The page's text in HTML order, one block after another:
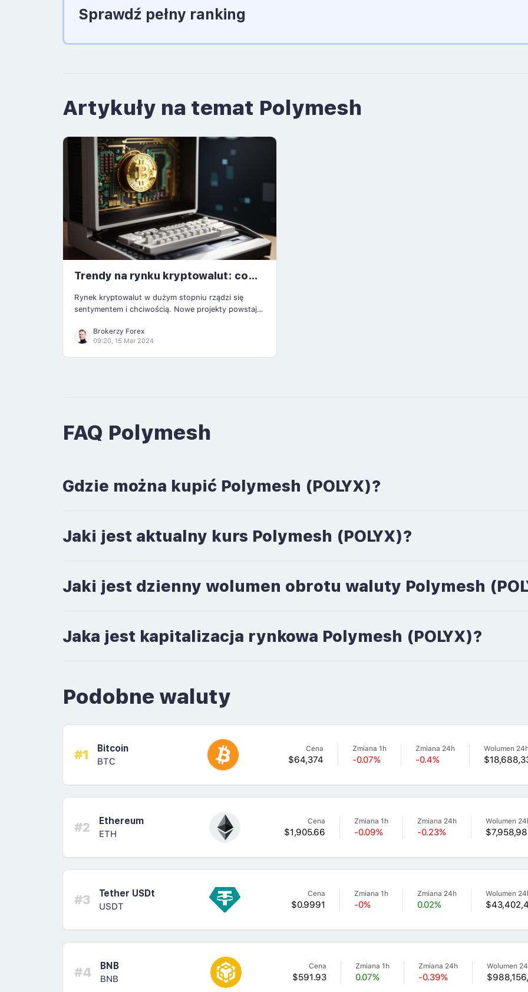
Sprawdź pełny ranking
Artykuły na temat Polymesh
Trendy na rynku kryptowalut: co
Rynek kryptowalut w dużym stopniu rządzi się
sentymentem i chciwością. Nowe projekty powstają
zgubne. No bo jak w takim gąszczu coinów wybrać
te, które zrobią największe wzrosty? Dlatego warto
wiedzieć, od czego zależy twój sukces […]
Brokerzy Forex
09:20, 15 Mar 2024
FAQ Polymesh
Gdzie można kupić Polymesh (POLYX)?
Jaki jest aktualny kurs Polymesh (POLYX)?
Jaki jest dzienny wolumen obrotu waluty Polymesh
Jaka jest kapitalizacja rynkowa Polymesh (POLYX)?
Podobne waluty
#1
Bitcoin
BTC
Cena
$64,374
Zmiana 1h
-0.07%
Zmiana 24h
-0.4%
Wolumen
#2
Ethereum
ETH
Cena
$1,905.66
Zmiana 1h
-0.09%
Zmiana 24h
-0.23%
Wolumen
#3
Tether USDt
USDT
Cena
$0.9991
Zmiana 1h
-0%
Zmiana 24h
0.02%
Wolumen
#4
BNB
BNB
Cena
$591.93
Zmiana 1h
0.07%
Zmiana 24h
-0.39%
Wolumen